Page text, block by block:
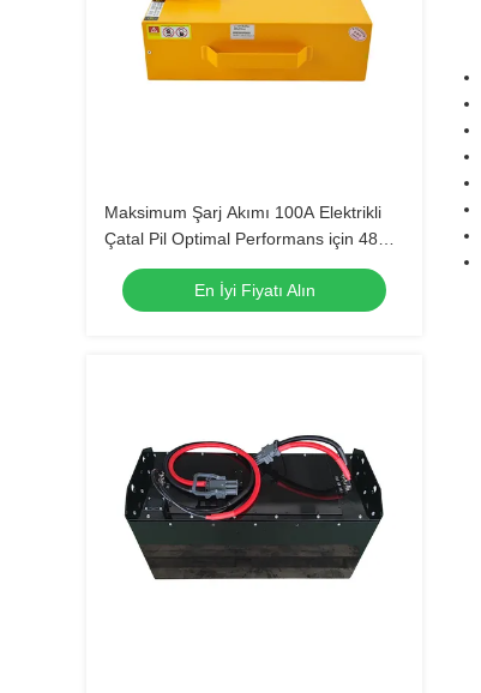
Maksimum Şarj Akımı 100A Elektrikli
Çatal Pil Optimal Performans için 48V
Voltaj
En İyi Fiyatı Alın